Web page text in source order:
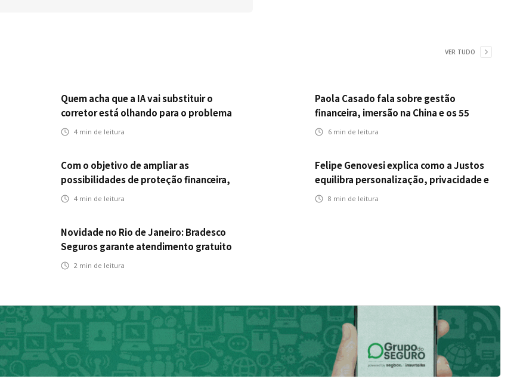
VER TUDO
Quem acha que a IA vai substituir o
corretor está olhando para o problema
errado
4min de leitura
Paola Casado fala sobre gestão
financeira, imersão na China e os 55
anos da ENS
6 min de leitura
Com o objetivo de ampliar as
possibilidades de proteção financeira,
Icatu Seguros eleva capital segurado
4min de leitura
Felipe Genovesi explica como a Justos
equilibra personalização, privacidade e
tecnologia
8 min de leitura
Novidade no Rio de Janeiro: Bradesco
Seguros garante atendimento gratuito
na Ponte Rio-Niterói
2 min de leitura